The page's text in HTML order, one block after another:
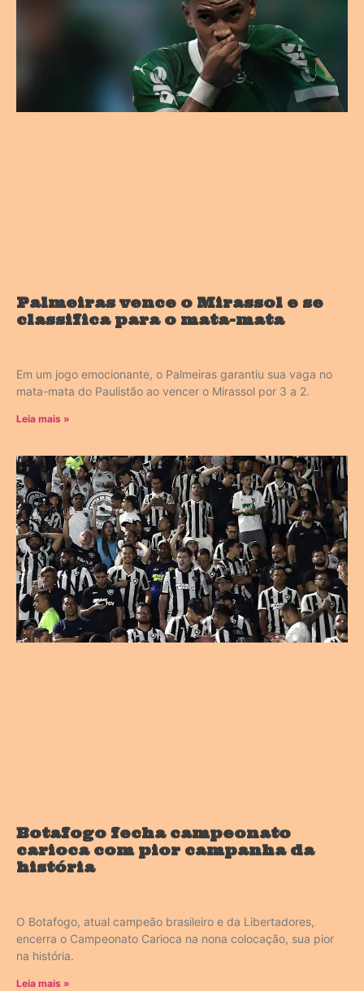
Palmeiras vence o Mirassol e se
classifica para o mata-mata
Em um jogo emocionante, o Palmeiras garantiu sua vaga no
mata-mata do Paulistão ao vencer o Mirassol por 3 a 2.
Leia mais »
Botafogo fecha campeonato
carioca com pior campanha da
história
O Botafogo, atual campeão brasileiro e da Libertadores,
encerra o Campeonato Carioca na nona colocação, sua pior
na história.
Leia mais »